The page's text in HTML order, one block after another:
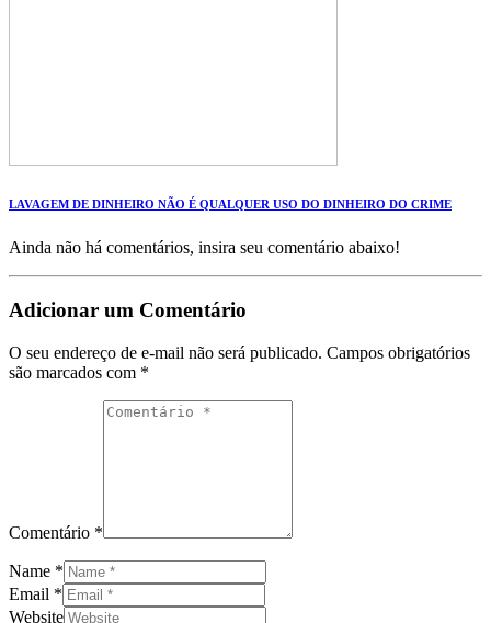
LAVAGEM DE DINHEIRO NÃO É QUALQUER USO DO DINHEIRO DO CRIME
Ainda não há comentários, insira seu comentário abaixo!
Adicionar um Comentário
O seu endereço de e-mail não será publicado. Campos obrigatórios
são marcados com *
Comentário *
Name *
Email *
Website